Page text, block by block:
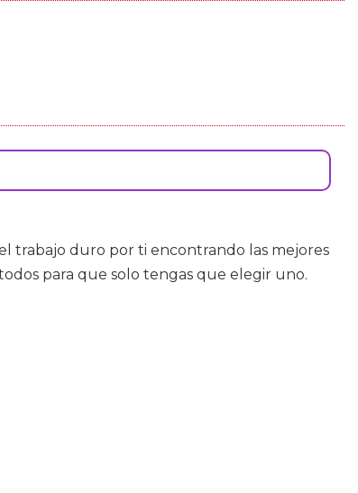
trabajo duro por ti encontrando las mejores
para que solo tengas que elegir uno.